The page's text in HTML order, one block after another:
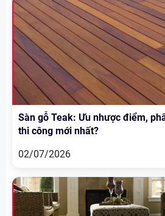
Sàn gỗ Teak: Ưu nhược điểm,
thi công mới nhất?
02/07/2026